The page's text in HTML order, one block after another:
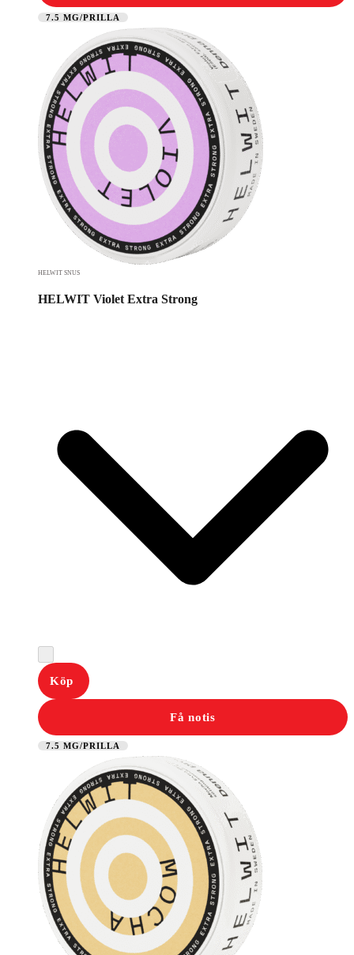
7.5 MG/PRILLA
HELWIT SNUS
HELWIT Violet Extra Strong
Köp
Få notis
7.5 MG/PRILLA